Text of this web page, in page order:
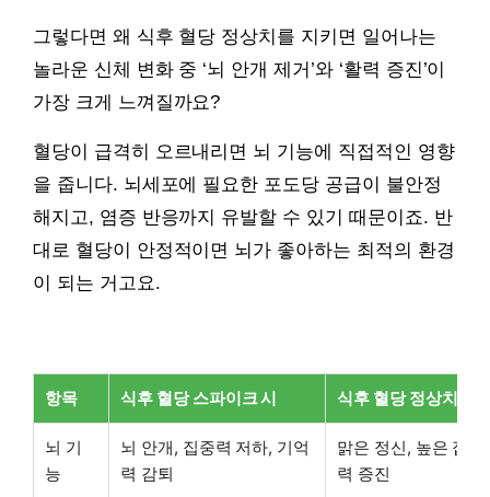
그렇다면 왜 식후 혈당 정상치를 지키면 일어나는
놀라운 신체 변화 중 ‘뇌 안개 제거’와 ‘활력 증진’이
가장 크게 느껴질까요?
혈당이 급격히 오르내리면 뇌 기능에 직접적인 영향
을 줍니다. 뇌세포에 필요한 포도당 공급이 불안정
해지고, 염증 반응까지 유발할 수 있기 때문이죠. 반
대로 혈당이 안정적이면 뇌가 좋아하는 최적의 환경
이 되는 거고요.
항목 식후 혈당 스파이크 시 식후 혈당 정상치 유
뇌 기
능
뇌 안개, 집중력 저하, 기억
력 감퇴
맑은 정신, 높은 집중
력 증진